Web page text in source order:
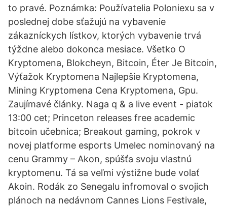
to pravé. Poznámka: Používatelia Poloniexu sa v
poslednej dobe sťažujú na vybavenie
zákazníckych lístkov, ktorých vybavenie trvá
týždne alebo dokonca mesiace. Všetko O
Kryptomena, Blokcheyn, Bitcoin, Éter Je Bitcoin,
Výťažok Kryptomena Najlepšie Kryptomena,
Mining Kryptomena Cena Kryptomena, Gpu.
Zaujímavé články. Naga q & a live event - piatok
13:00 cet; Princeton releases free academic
bitcoin učebnica; Breakout gaming, pokrok v
novej platforme esports Umelec nominovaný na
cenu Grammy – Akon, spúšťa svoju vlastnú
kryptomenu. Tá sa veľmi výstižne bude volať
Akoin. Rodák zo Senegalu infromoval o svojich
plánoch na nedávnom Cannes Lions Festivale,